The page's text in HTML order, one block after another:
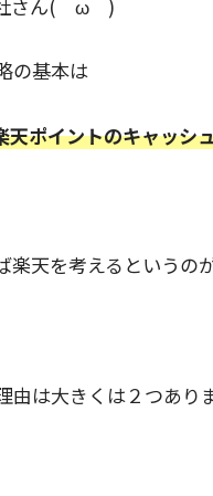
さん(＾ω＾)
の基本は
ポイントのキャッシ
天を考えるというの
由は大きくは２つあり